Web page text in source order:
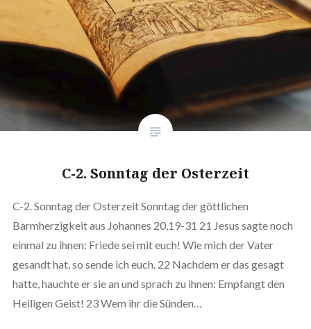
C-2. Sonntag der Osterzeit
C-2. Sonntag der Osterzeit Sonntag der göttlichen
Barmherzigkeit aus Johannes 20,19-31 21 Jesus sagte noch
einmal zu ihnen: Friede sei mit euch! Wie mich der Vater
gesandt hat, so sende ich euch. 22 Nachdem er das gesagt
hatte, hauchte er sie an und sprach zu ihnen: Empfangt den
Heiligen Geist! 23 Wem ihr die Sünden…